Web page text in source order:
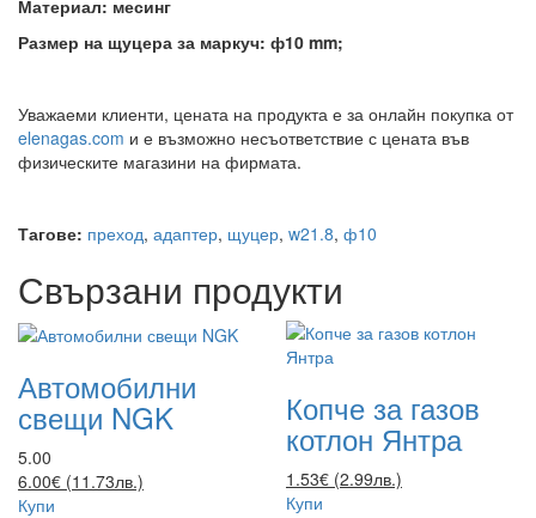
Материал: месинг
Размер на щуцера за маркуч: ф10 mm;
Уважаеми клиенти, цената на продукта е за онлайн покупка от
elenagas.com и е възможно несъответствие с цената във
физическите магазини на фирмата.
Тагове: преход, адаптер, щуцер, w21.8, ф10
Свързани продукти
Автомобилни
свещи NGK
5.00
6.00€ (11.73лв.)
Купи
Копче за газов
котлон Янтра
1.53€ (2.99лв.)
Купи